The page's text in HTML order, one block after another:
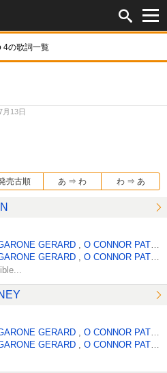
4の歌詞一覧
月13日
売古順 あ ⇒ わ わ ⇒ あ
GERARD
O CONNOR PATRICK
GERARD O CONNOR PATRICK
GERARD
O CONNOR PATRICK
GERARD O CONNOR PATRICK